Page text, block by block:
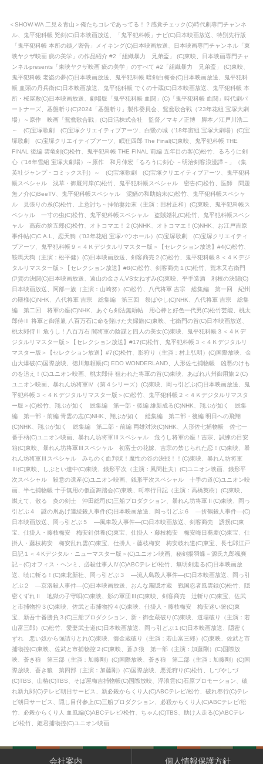
＜SHOW-WA 二見＆青山＞俺たちコレであってる！？感覚チェック(C)時代劇専門チャンネ
ル、鬼平犯科帳 兇剣(C)日本映画放送、「鬼平犯科帳」ナビ(C)日本映画放送、特別先行版
「鬼平犯科帳 本所の銕／密告」メイキング(C)日本映画放送、日本映画専門チャンネル「東
映ヤクザ映画 疵の美学」の作品紹介 #2「組織暴力 兄弟盃」 (C)東映、日本映画専門チャ
ンネルpresents「東映ヤクザ映画 疵の美学」のすべて #2「組織暴力 兄弟盃」 (C)東映、
鬼平犯科帳 老盗の夢(C)日本映画放送、鬼平犯科帳 暗剣白梅香(C)日本映画放送、鬼平犯科
帳 血頭の丹兵衛(C)日本映画放送、鬼平犯科帳 でくの十蔵(C)日本映画放送、鬼平犯科帳 本
所・桜屋敷(C)日本映画放送、劇場版「鬼平犯科帳 血闘」(C)「鬼平犯科帳 血闘」時代劇パ
ートナーズ、碁盤斬り(C)2024「碁盤斬り」製作委員会、鴛鴦歌合戦（'23年花組 宝塚大劇
場）～原作 映画「鴛鴦歌合戦」(C)日活株式会社 監督／マキノ正博 脚本／江戸川浩二
～ (C)宝塚歌劇 (C)宝塚クリエイティブアーツ、白鷺の城（'18年宙組 宝塚大劇場）(C)宝
塚歌劇 (C)宝塚クリエイティブアーツ、眠狂四郎 The Final(C)東映、鬼平犯科帳 THE
FINAL 後編 雲竜剣(C)松竹、鬼平犯科帳 THE FINAL 前編 五年目の客(C)松竹、るろうに剣
心（'16年雪組 宝塚大劇場）～原作 和月伸宏「るろうに剣心 －明治剣客浪漫譚－」（集
英社ジャンプ・コミックス刊）～ (C)宝塚歌劇 (C)宝塚クリエイティブアーツ、鬼平犯科
帳スペシャル 浅草・御厩河岸(C)松竹、鬼平犯科帳スペシャル 密告(C)松竹、医師 問題
無ノ介(C)BeeTV、鬼平犯科帳スペシャル 泥鰌の和助始末(C)松竹、鬼平犯科帳スペシャ
ル 見張りの糸(C)松竹、上意討ち～拝領妻始末（主演：田村正和）(C)東映、鬼平犯科帳ス
ペシャル 一寸の虫(C)松竹、鬼平犯科帳スペシャル 盗賊婚礼(C)松竹、鬼平犯科帳スペシ
ャル 高萩の捨五郎(C)松竹、オトコマエ！２(C)NHK、オトコマエ！(C)NHK、お江戸吉原
事件帖(C)C.A.L、恋天狗（'03年花組 宝塚バウホール）(C)宝塚歌劇 (C)宝塚クリエイティ
ブアーツ、鬼平犯科帳９＜４Ｋデジタルリマスター版＞【セレクション放送】#4(C)松竹、
鞍馬天狗（主演：松平健）(C)日本映画放送、剣客商売２(C)松竹、鬼平犯科帳８＜４Ｋデジ
タルリマスター版＞【セレクション放送】#8(C)松竹、剣客商売１(C)松竹、荒木又右衛門
伊賀の決闘(C)日本映画放送、遠山の金さんVS女ねずみ(C)東映、平手造酒 利根の決闘(C)
日本映画放送、阿部一族（主演：山崎努）(C)松竹、八代将軍 吉宗 総集編 第一回 紀州
の殿様(C)NHK、八代将軍 吉宗 総集編 第三回 祭ばやし(C)NHK、八代将軍 吉宗 総集
編 第二回 将軍の座(C)NHK、あぐら剣法無頼帖 用心棒と好色一代男(C)松竹芸能、桃太
郎侍Ⅲ 将軍と御落胤 八百万石に命を賭けた夫婦旅(C)東映、七衛門の首(C)日本映画放送、
桃太郎侍Ⅱ 危うし！八百万石 闇将軍の陰謀と四人の美女(C)東映、鬼平犯科帳３＜４Ｋデ
ジタルリマスター版＞【セレクション放送】#17(C)松竹、鬼平犯科帳３＜４Ｋデジタルリ
マスター版＞【セレクション放送】#7(C)松竹、影狩り（主演：村上弘明）(C)国際放映、金
山大爆破(C)国際放映、徳川無頼帳(C) EDO WONDERLAND、人形佐七捕物帳 凶悪のけも
のを追え！(C)ユニオン映画、桃太郎侍 狙われた将軍の首(C)東映、あばれ八州御用旅２(C)
ユニオン映画、暴れん坊将軍Ⅳ（第４シリーズ）(C)東映、岡っ引どぶ(C)日本映画放送、鬼
平犯科帳３＜４Ｋデジタルリマスター版＞(C)松竹、鬼平犯科帳２＜４Ｋデジタルリマスタ
ー版＞(C)松竹、翔ぶが如く 総集編 第一部・後編 維新成る(C)NHK、翔ぶが如く 総集
編 第一部・前編 青雲の志(C)NHK、翔ぶが如く 総集編 第二部・後編 明日への飛翔
(C)NHK、翔ぶが如く 総集編 第二部・前編 両雄対決(C)NHK、人形佐七捕物帳 佐七一
番手柄(C)ユニオン映画、暴れん坊将軍Ⅲスペシャル 危うし将軍の座！吉宗、試練の目安
箱(C)東映、暴れん坊将軍Ⅲスペシャル 初富士の花嫁、吉宗の禁じられた恋！(C)東映、暴
れん坊将軍Ⅲスペシャル みちのく血判状！魔性の谷の決戦！！(C)東映、暴れん坊将軍
Ⅲ(C)東映、しぶとい連中(C)東映、銭形平次（主演：風間杜夫）(C)ユニオン映画、銭形平
次スペシャル 殺意の遺産(C)ユニオン映画、銭形平次スペシャル 十手の道(C)ユニオン映
画、半七捕物帳 十手無用の仮面舞踏会(C)東映、町奉行日記（主演：高橋英樹）(C)東映、
燃えて、散る 炎の剣士 沖田総司(C)三船プロダクション、暴れん坊将軍Ⅱ(C)東映、岡っ
引どぶ４ 謎の凧あげ連続殺人事件(C)日本映画放送、岡っ引どぶ６ ―折鶴殺人事件―(C)
日本映画放送、岡っ引どぶ５ ―風車殺人事件―(C)日本映画放送、剣客商売 誘拐(C)東
宝、仕掛人・藤枝梅安 梅安針供養(C)東宝、仕掛人・藤枝梅安 梅安晦日蕎麦(C)東宝、仕
掛人・藤枝梅安 梅安乱れ雲(C)東宝、仕掛人・藤枝梅安 梅安岐れ道(C)東宝、長七郎江戸
日記１＜４Kデジタル・ニューマスター版＞(C)ユニオン映画、秘剣揚羽蝶－源氏九郎颯爽
記－(C)オフィス・ヘンミ、必殺仕事人Ⅳ(C)ABCテレビ/松竹、無明剣走る(C)日本映画放
送、暁に斬る！(C)東北新社、岡っ引どぶ３ ―流人島殺人事件―(C)日本映画放送、岡っ引
どぶ２ ―京洛殺人事件―(C)日本映画放送、おんな霧隠才蔵 戦国忍者風雲録(C)松竹、隠
密くずれⅡ 地獄の子守唄(C)東映、影の軍団Ⅲ(C)東映、剣客商売 辻斬り(C)東宝、佐武
と市捕物控３(C)東映、佐武と市捕物控４(C)東映、仕掛人・藤枝梅安 梅安迷い箸(C)東
宝、新吾十番勝負３(C)三船プロダクション、新・御金蔵破り(C)東映、道場破り（主演：若
山富三郎）(C)松竹、愛妻武士道(C)日本映画放送、岡っ引どぶ１(C)日本映画放送、隠密く
ずれ 悪い奴から強請りとれ(C)東映、御金蔵破り（主演：若山富三郎）(C)東映、佐武と市
捕物控(C)東映、佐武と市捕物控２(C)東映、蒼き狼 第一部（主演：加藤剛）(C)国際放
映、蒼き狼 第三部（主演：加藤剛）(C)国際放映、蒼き狼 第二部（主演：加藤剛）(C)国
際放映、蒼き狼 第四部（主演：加藤剛）(C)国際放映、悪党狩り(C)松竹、しづやしづ
(C)TBS、山椿(C)TBS、そば屋梅吉捕物帳(C)国際放映、浮浪雲(C)石原プロモーション、破
れ新九郎(C)テレビ朝日サービス、新必殺からくり人(C)ABCテレビ/松竹、破れ奉行(C)テレ
ビ朝日サービス、隠し目付参上(C)三船プロダクション、必殺からくり人(C)ABCテレビ/松
竹、必殺からくり人 血風編(C)ABCテレビ/松竹、ちゃん(C)TBS、助け人走る(C)ABCテレ
ビ/松竹、姫君捕物控(C)ユニオン映画
会社案内 個人情報保護方針